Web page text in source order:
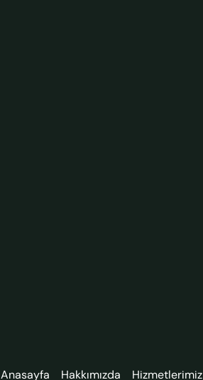
Anasayfa Hakkımızda Hizmetlerimiz